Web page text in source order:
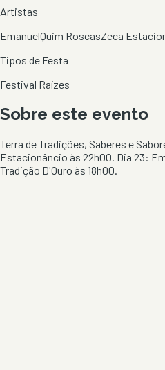
Artistas
EmanuelQuim RoscasZeca
Tipos de Festa
Festival Raízes
Sobre este evento
Terra de Tradições, Saberes e
Estacionâncio às 22h00. Dia 23:
Tradição D'Ouro às 18h00.